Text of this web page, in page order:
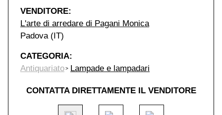
VENDITORE:
L'arte di arredare di Pagani Monica
Padova (IT)
CATEGORIA:
Antiquariato
Lampade e lampadari
CONTATTA DIRETTAMENTE IL VENDITORE